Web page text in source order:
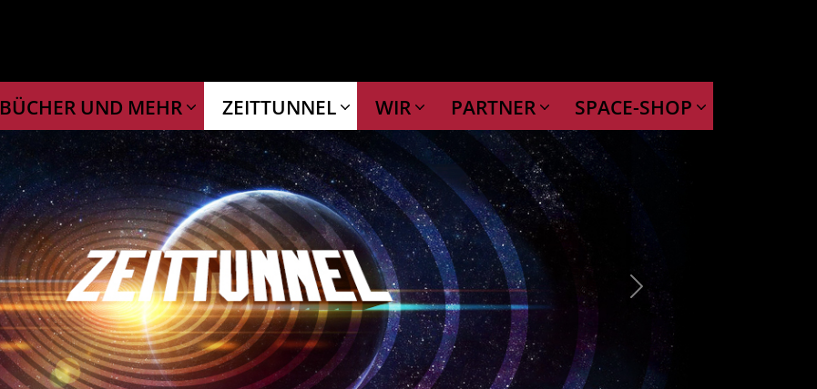
BÜCHER UND MEHR ZEITTUNNEL WIR PARTNER SPACE-SHOP
Next